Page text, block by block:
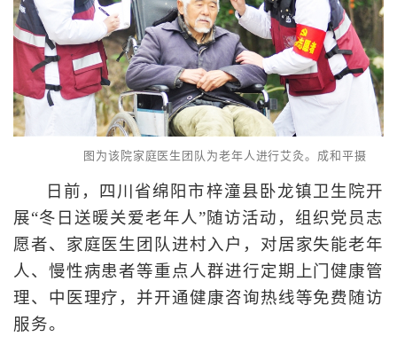
图为该院家庭医生团队为老年人进行艾灸。成和平摄
日前，四川省绵阳市梓潼县卧龙镇卫生院开
展“冬日送暖关爱老年人”随访活动，组织党员志
愿者、家庭医生团队进村入户，对居家失能老年
人、慢性病患者等重点人群进行定期上门健康管
理、中医理疗，并开通健康咨询热线等免费随访
服务。